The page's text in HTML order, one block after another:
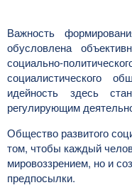
Важность
обусловлена
социально-
социалистического
идейность здесь
регулирующим
Общество развитого
том, чтобы каждый
мировоззрением, но и
предпосылки.